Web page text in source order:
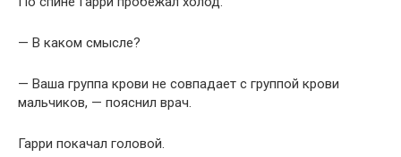
— В каком смысле?
— Ваша группа крови не совпадает с группой крови
мальчиков, — пояснил врач.
Гарри покачал головой.